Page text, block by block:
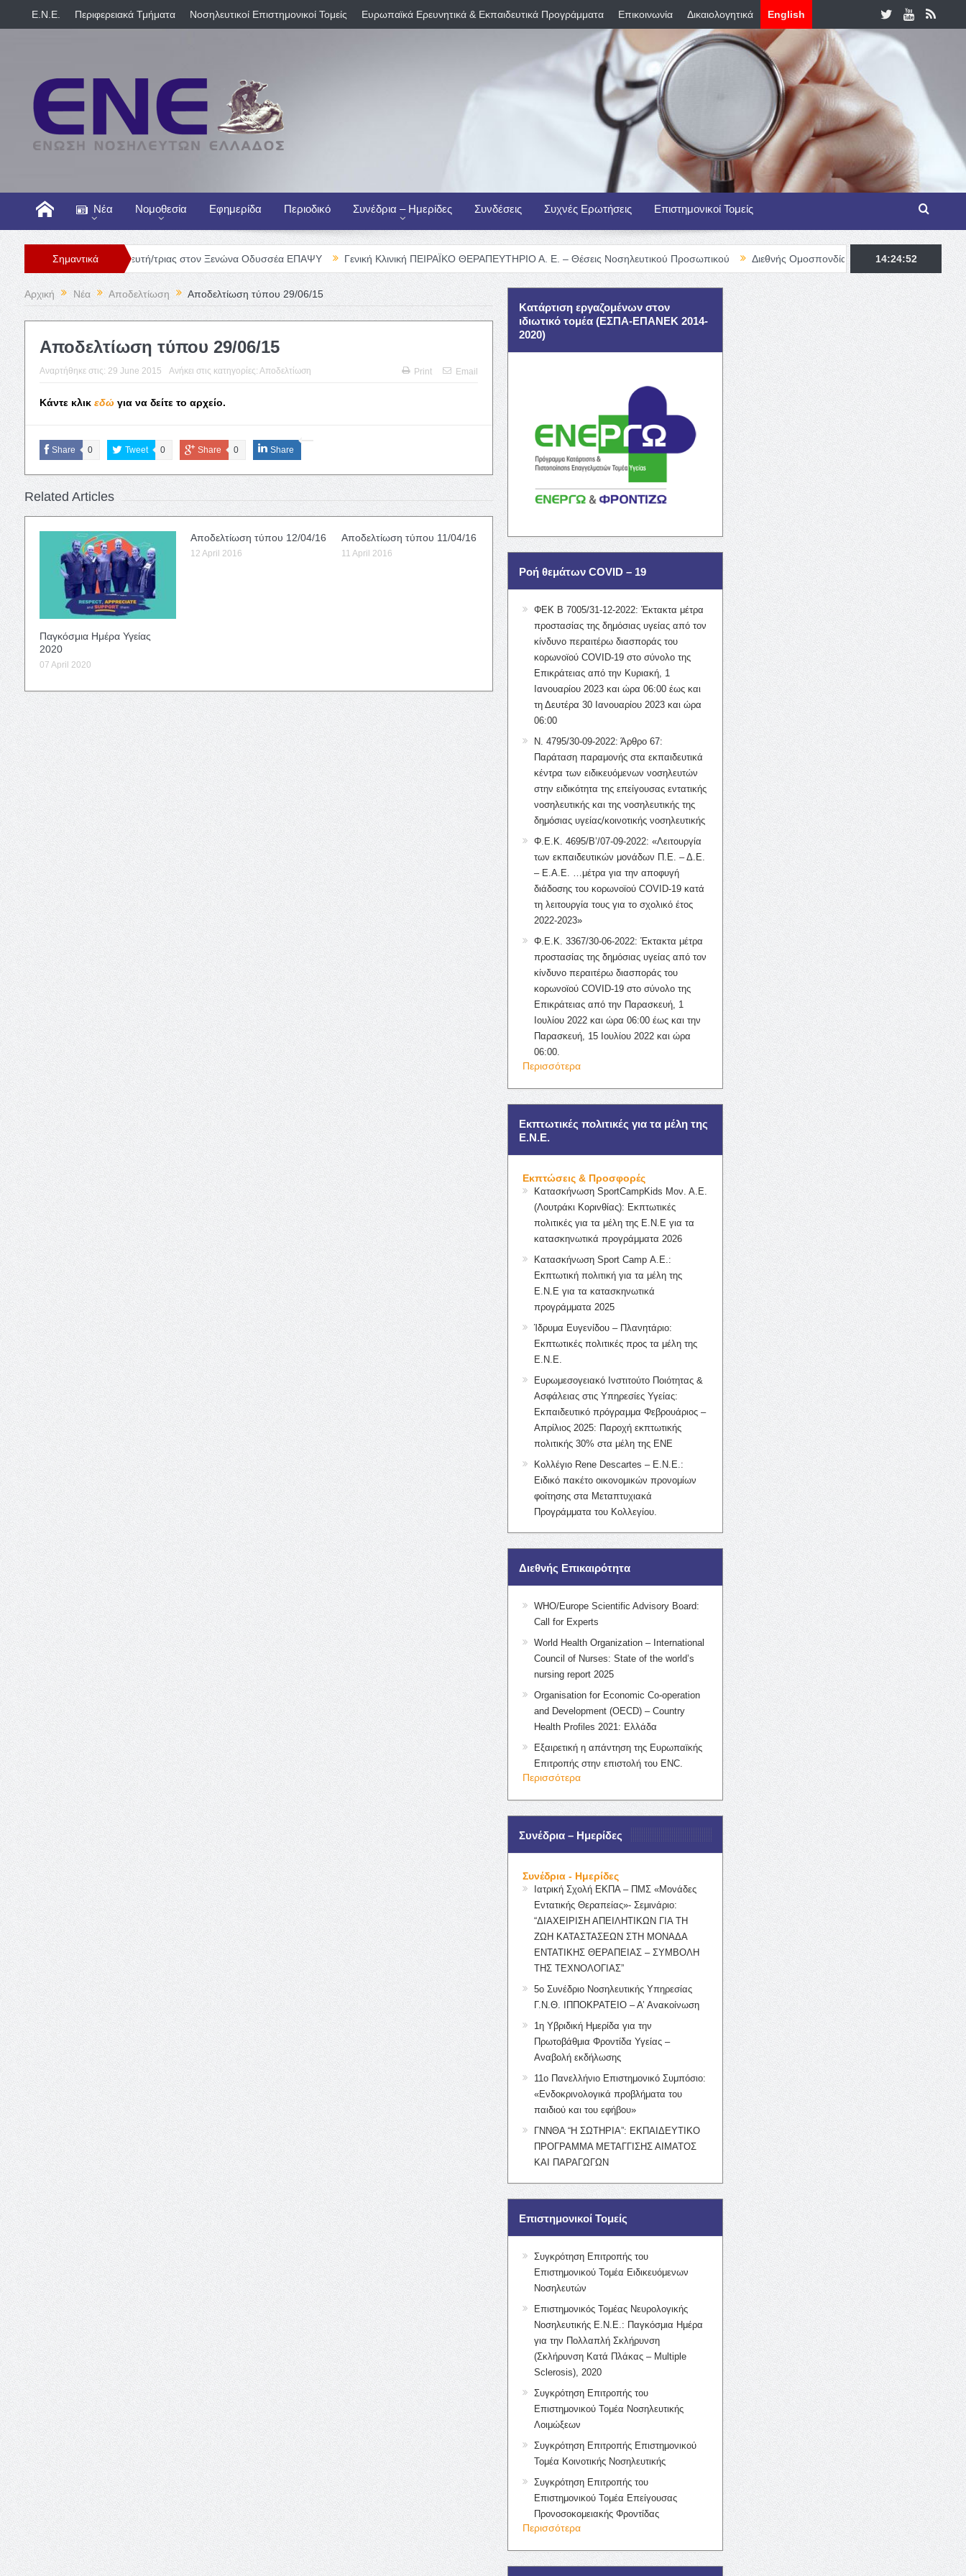
E.N.E. Περιφερειακά Τμήματα Νοσηλευτικοί Επιστημονικοί Τομείς Ευρωπαϊκά Ερευνητικά & Εκπαιδευτικά Προγράμματα Επικοινωνία Δικαιολογητικά English
Νέα Νομοθεσία Εφημερίδα Περιοδικό Συνέδρια – Ημερίδες Συνδέσεις Συχνές Ερωτήσεις Επιστημονικοί Τομείς
Σημαντικά
Θέση Νοσηλευτή/τριας στον Ξενώνα Οδυσσέα ΕΠΑΨΥ Γενική Κλινική ΠΕΙΡΑΪΚΟ ΘΕΡΑΠΕΥΤΗΡΙΟ Α. Ε. – Θέσεις Νοσηλευτικού Προσωπικού Διεθνής Ομοσπονδία Θαλασσαιμίας – TIF Fellowship
14:24:54
Αρχική Νέα Αποδελτίωση Αποδελτίωση τύπου 29/06/15
Αποδελτίωση τύπου 29/06/15
Αναρτήθηκε στις: 29 June 2015 Ανήκει στις κατηγορίες: Αποδελτίωση Print Email
Κάντε κλικ εδώγια να δείτε το αρχείο.
Share 0 Tweet 0 Share 0 Share
Related Articles
Παγκόσμια Ημέρα Υγείας
2020
07 April 2020
Αποδελτίωση τύπου 12/04/16
12 April 2016
Αποδελτίωση τύπου 11/04/16
11 April 2016
Κατάρτιση εργαζομένων στον
ιδιωτικό τομέα (ΕΣΠΑ-ΕΠΑΝΕΚ 2014-
2020)
Ροή θεμάτων COVID – 19
ΦΕΚ Β 7005/31-12-2022: Έκτακτα μέτρα
προστασίας της δημόσιας υγείας από τον
κίνδυνο περαιτέρω διασποράς του
κορωνοϊού COVID-19 στο σύνολο της
Επικράτειας από την Κυριακή, 1
Ιανουαρίου 2023 και ώρα 06:00 έως και
τη Δευτέρα 30 Ιανουαρίου 2023 και ώρα
06:00
Ν. 4795/30-09-2022: Άρθρο 67:
Παράταση παραμονής στα εκπαιδευτικά
κέντρα των ειδικευόμενων νοσηλευτών
στην ειδικότητα της επείγουσας εντατικής
νοσηλευτικής και της νοσηλευτικής της
δημόσιας υγείας/κοινοτικής νοσηλευτικής
Φ.Ε.Κ. 4695/Β’/07-09-2022: «Λειτουργία
των εκπαιδευτικών μονάδων Π.Ε. – Δ.Ε.
– Ε.Α.Ε. …μέτρα για την αποφυγή
διάδοσης του κορωνοϊού COVID-19 κατά
τη λειτουργία τους για το σχολικό έτος
2022-2023»
Φ.Ε.Κ. 3367/30-06-2022: Έκτακτα μέτρα
προστασίας της δημόσιας υγείας από τον
κίνδυνο περαιτέρω διασποράς του
κορωνοϊού COVID-19 στο σύνολο της
Επικράτειας από την Παρασκευή, 1
Ιουλίου 2022 και ώρα 06:00 έως και την
Παρασκευή, 15 Ιουλίου 2022 και ώρα
06:00.
Περισσότερα
Εκπτωτικές πολιτικές για τα μέλη της
Ε.Ν.Ε.
Εκπτώσεις & Προσφορές
Κατασκήνωση SportCampKids Μον. Α.Ε.
(Λουτράκι Κορινθίας): Εκπτωτικές
πολιτικές για τα μέλη της Ε.Ν.Ε για τα
κατασκηνωτικά προγράμματα 2026
Κατασκήνωση Sport Camp Α.Ε.:
Εκπτωτική πολιτική για τα μέλη της
Ε.Ν.Ε για τα κατασκηνωτικά
προγράμματα 2025
Ίδρυμα Ευγενίδου – Πλανητάριο:
Εκπτωτικές πολιτικές προς τα μέλη της
Ε.Ν.Ε.
Ευρωμεσογειακό Ινστιτούτο Ποιότητας &
Ασφάλειας στις Υπηρεσίες Υγείας:
Εκπαιδευτικό πρόγραμμα Φεβρουάριος –
Απρίλιος 2025: Παροχή εκπτωτικής
πολιτικής 30% στα μέλη της ΕΝΕ
Κολλέγιο Rene Descartes – Ε.Ν.Ε.:
Ειδικό πακέτο οικονομικών προνομίων
φοίτησης στα Μεταπτυχιακά
Προγράμματα του Κολλεγίου.
Διεθνής Επικαιρότητα
WHO/Europe Scientific Advisory Board:
Call for Experts
World Health Organization – International
Council of Nurses: State of the world’s
nursing report 2025
Organisation for Economic Co-operation
and Development (OECD) – Country
Health Profiles 2021: Ελλάδα
Εξαιρετική η απάντηση της Ευρωπαϊκής
Επιτροπής στην επιστολή του ENC.
Περισσότερα
Συνέδρια – Ημερίδες
Συνέδρια - Ημερίδες
Ιατρική Σχολή ΕΚΠΑ – ΠΜΣ «Μονάδες
Εντατικής Θεραπείας»- Σεμινάριο:
“ΔΙΑΧΕΙΡΙΣΗ ΑΠΕΙΛΗΤΙΚΩΝ ΓΙΑ ΤΗ
ΖΩΗ ΚΑΤΑΣΤΑΣΕΩΝ ΣΤΗ ΜΟΝΑΔΑ
ΕΝΤΑΤΙΚΗΣ ΘΕΡΑΠΕΙΑΣ – ΣΥΜΒΟΛΗ
ΤΗΣ ΤΕΧΝΟΛΟΓΙΑΣ”
5ο Συνέδριο Νοσηλευτικής Υπηρεσίας
Γ.Ν.Θ. ΙΠΠΟΚΡΑΤΕΙΟ – Α’ Ανακοίνωση
1η Υβριδική Ημερίδα για την
Πρωτοβάθμια Φροντίδα Υγείας –
Αναβολή εκδήλωσης
11ο Πανελλήνιο Επιστημονικό Συμπόσιο:
«Ενδοκρινολογικά προβλήματα του
παιδιού και του εφήβου»
ΓΝΝΘΑ “Η ΣΩΤΗΡΙΑ”: ΕΚΠΑΙΔΕΥΤΙΚΟ
ΠΡΟΓΡΑΜΜΑ ΜΕΤΑΓΓΙΣΗΣ ΑΙΜΑΤΟΣ
ΚΑΙ ΠΑΡΑΓΩΓΩΝ
Επιστημονικοί Τομείς
Συγκρότηση Επιτροπής του
Επιστημονικού Τομέα Ειδικευόμενων
Νοσηλευτών
Επιστημονικός Τομέας Νευρολογικής
Νοσηλευτικής Ε.Ν.Ε.: Παγκόσμια Ημέρα
για την Πολλαπλή Σκλήρυνση
(Σκλήρυνση Κατά Πλάκας – Multiple
Sclerosis), 2020
Συγκρότηση Επιτροπής του
Επιστημονικού Τομέα Νοσηλευτικής
Λοιμώξεων
Συγκρότηση Επιτροπής Επιστημονικού
Τομέα Κοινοτικής Νοσηλευτικής
Συγκρότηση Επιτροπής του
Επιστημονικού Τομέα Επείγουσας
Προνοσοκομειακής Φροντίδας
Περισσότερα